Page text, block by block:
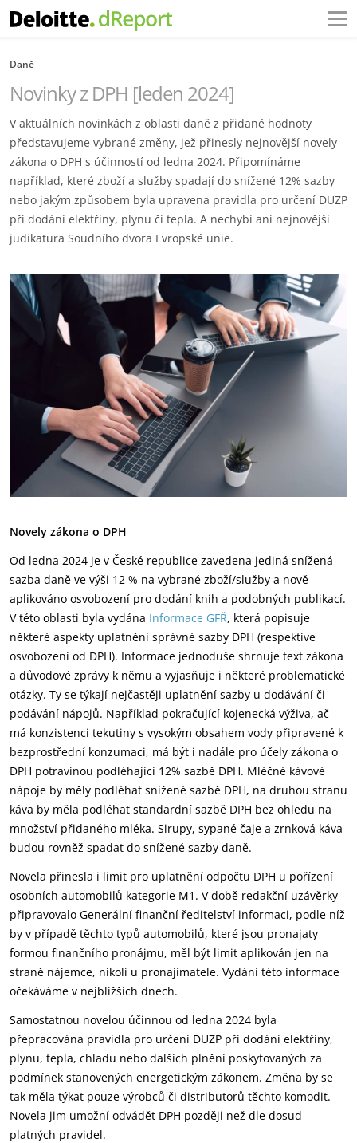
Daně
Novinky z DPH [leden 2024]
V aktuálních novinkách z oblasti daně z přidané hodnoty
představujeme vybrané změny, jež přinesly nejnovější novely
zákona o DPH s účinností od ledna 2024. Připomínáme
například, které zboží a služby spadají do snížené 12% sazby
nebo jakým způsobem byla upravena pravidla pro určení DUZP
při dodání elektřiny, plynu či tepla. A nechybí ani nejnovější
judikatura Soudního dvora Evropské unie.
Novely zákona o DPH
Od ledna 2024 je v České republice zavedena jediná snížená
sazba daně ve výši 12 % na vybrané zboží/služby a nově
aplikováno osvobození pro dodání knih a podobných publikací.
V této oblasti byla vydána Informace GFŘ, která popisuje
některé aspekty uplatnění správné sazby DPH (respektive
osvobození od DPH). Informace jednoduše shrnuje text zákona
a důvodové zprávy k němu a vyjasňuje i některé problematické
otázky. Ty se týkají nejčastěji uplatnění sazby u dodávání či
podávání nápojů. Například pokračující kojenecká výživa, ač
má konzistenci tekutiny s vysokým obsahem vody připravené k
bezprostřední konzumaci, má být i nadále pro účely zákona o
DPH potravinou podléhající 12% sazbě DPH. Mléčné kávové
nápoje by měly podléhat snížené sazbě DPH, na druhou stranu
káva by měla podléhat standardní sazbě DPH bez ohledu na
množství přidaného mléka. Sirupy, sypané čaje a zrnková káva
budou rovněž spadat do snížené sazby daně.
Novela přinesla i limit pro uplatnění odpočtu DPH u pořízení
osobních automobilů kategorie M1. V době redakční uzávěrky
připravovalo Generální finanční ředitelství informaci, podle níž
by v případě těchto typů automobilů, které jsou pronajaty
formou finančního pronájmu, měl být limit aplikován jen na
straně nájemce, nikoli u pronajímatele. Vydání této informace
očekáváme v nejbližších dnech.
Samostatnou novelou účinnou od ledna 2024 byla
přepracována pravidla pro určení DUZP při dodání elektřiny,
plynu, tepla, chladu nebo dalších plnění poskytovaných za
podmínek stanovených energetickým zákonem. Změna by se
tak měla týkat pouze výrobců či distributorů těchto komodit.
Novela jim umožní odvádět DPH později než dle dosud
platných pravidel.